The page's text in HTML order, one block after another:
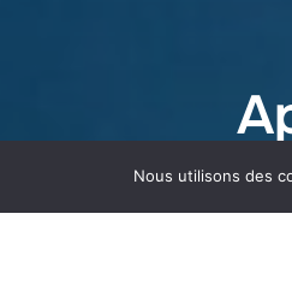
Nous utilisons des